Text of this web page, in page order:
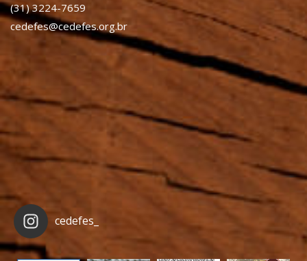
(31) 3224-7659
cedefes@cedefes.org.br
cedefes_